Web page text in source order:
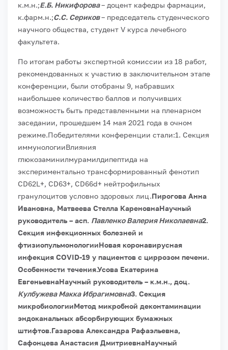
к.м.н.;Е.Б. Никифорова– доцент кафедры фармации,
к.фарм.н.;С.С. Сериков– председатель студенческого
научного общества, студент V курса лечебного
факультета.
По итогам работы экспертной комиссии из 18 работ,
рекомендованных к участию в заключительном этапе
конференции, были отобраны 9, набравших
наибольшее количество баллов и получивших
возможность быть представленными на пленарном
заседании, прошедшем 14 мая 2021 года в очном
режиме.Победителями конференции стали:1. Секция
иммунологииВлияния
глюкозаминилмурамилдипептида на
экспериментально трансформированный фенотип
CD62L+, CD63+, CD66d+ нейтрофильных
гранулоцитов условно здоровых лиц.Пирогова Анна
Ивановна, Матвеева Стелла КареновнаНаучный
руководитель – асп. Павленко Валерия Николаевна2.
Секция инфекционных болезней и
фтизиопульмонологииНовая коронавирусная
инфекция COVID-19 у пациентов с циррозом печени.
Особенности течения.Усова Екатерина
ЕвгеньевнаНаучный руководитель – к.м.н., доц.
Кулбужева Макка Ибрагимовна3. Секция
микробиологииМетод микробной деконтаминации
эндоканальных абсорбирующих бумажных
штифтов.Газарова Александра Рафаэльевна,
Сафонцева Анастасия ДмитриевнаНаучный